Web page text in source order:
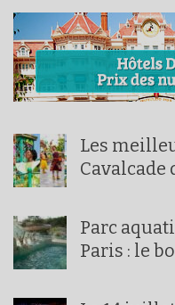
Les
Cavalcade
Parc
Paris : le